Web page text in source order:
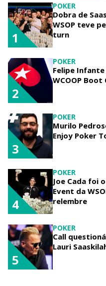
POKER
Dobra de
WSOP teve
turn
1
POKER
Felipe
WCOOP Boot
2
POKER
Murilo
Enjoy Poker
3
POKER
Joe Cada foi
Event da
relembre
4
POKER
Call
Lauri
5